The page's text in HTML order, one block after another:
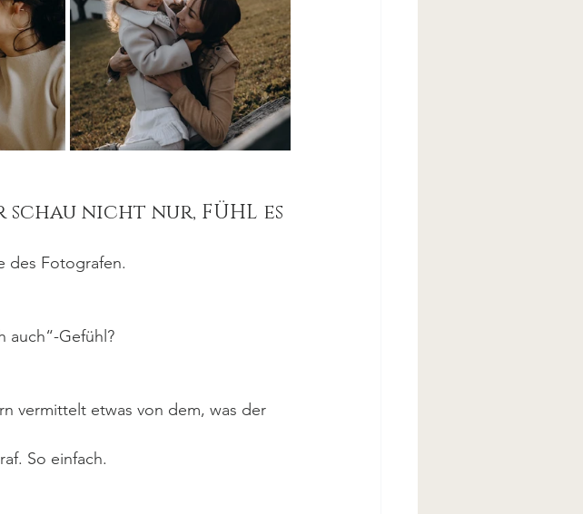
nicht nur, FÜHL es
des Fotografen.
auch“-Gefühl?
vermittelt etwas von dem, was der
So einfach.